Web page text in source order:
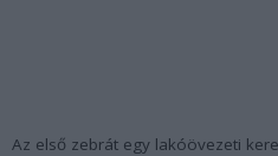
Az első zebrát egy lakóövezeti